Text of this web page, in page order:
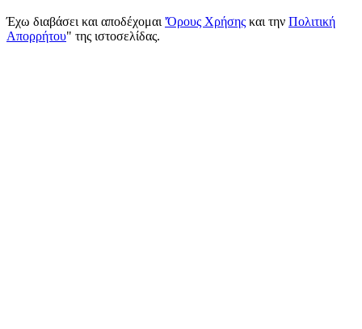
Έχω διαβάσει και αποδέχομαι 'Όρους Χρήσης και την Πολιτική
Απορρήτου" της ιστοσελίδας.